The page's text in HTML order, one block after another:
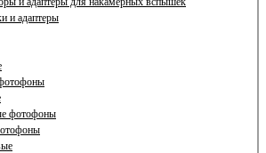
и адаптеры
фотофоны